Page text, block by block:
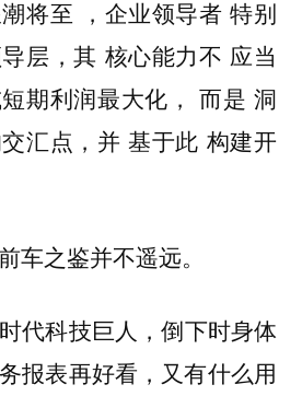
将至 ，企业领导者 特别
层，其 核心能力不 应当
期利润最大化， 而是 洞
汇点，并 基于此 构建开
车之鉴并不遥远。
代科技巨人，倒下时身体
表再好看，又有什么用